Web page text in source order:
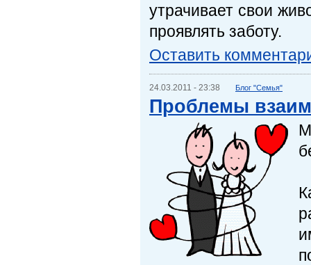
утрачивает свои
проявлять заботу.
Оставить
24.03.2011 - 23:38 Блог "Семья"
Проблемы